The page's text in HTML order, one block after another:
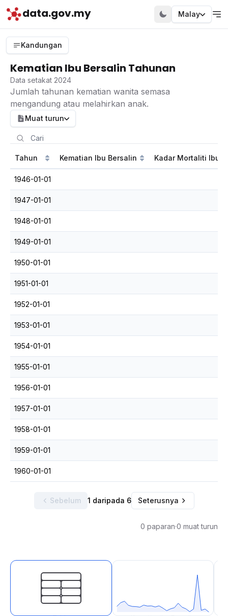
data.gov.my Malay
Kandungan
Kematian Ibu Bersalin Tahunan
Data setakat 2024
Jumlah tahunan kematian wanita semasa
mengandung atau melahirkan anak.
Muat turun
Tahun Kematian Ibu Bersalin Kadar Mortaliti Ibu
1946-01-01
1947-01-01
1948-01-01
1949-01-01
1950-01-01
1951-01-01
1952-01-01
1953-01-01
1954-01-01
1955-01-01
1956-01-01
1957-01-01
1958-01-01
1959-01-01
1960-01-01
Sebelum 1 daripada 6 Seterusnya
0 paparan·0 muat turun